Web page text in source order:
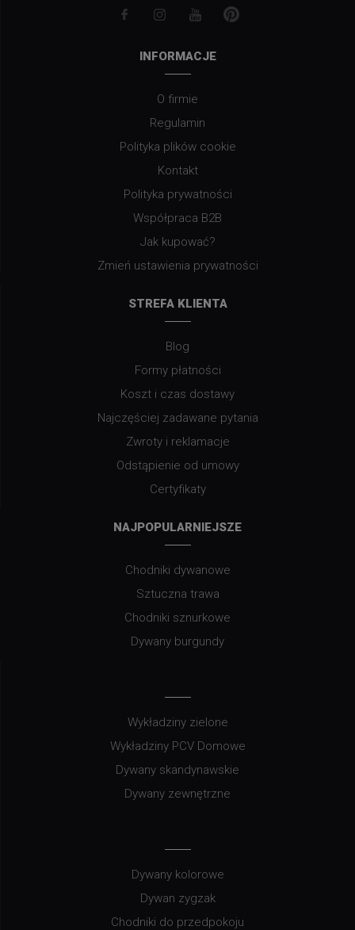
INFORMACJE
O firmie
Regulamin
Polityka plików cookie
Kontakt
Polityka prywatności
Współpraca B2B
Jak kupować?
Zmień ustawienia prywatności
STREFA KLIENTA
Blog
Formy płatności
Koszt i czas dostawy
Najczęściej zadawane pytania
Zwroty i reklamacje
Odstąpienie od umowy
Certyfikaty
NAJPOPULARNIEJSZE
Chodniki dywanowe
Sztuczna trawa
Chodniki sznurkowe
Dywany burgundy
Wykładziny zielone
Wykładziny PCV Domowe
Dywany skandynawskie
Dywany zewnętrzne
Dywany kolorowe
Dywan zygzak
Chodniki do przedpokoju